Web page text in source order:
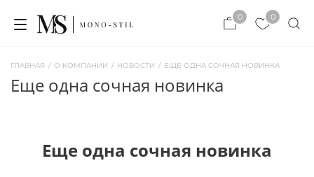
0
0
ЗАКРЫТЬ ×
×
ГЛАВНАЯ / О КОМПАНИИ / НОВОСТИ / ЕЩЕ ОДНА СОЧНАЯ НОВИНКА
еще одна сочная новинка
Еще одна сочная новинка